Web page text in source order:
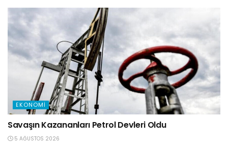
EKONOMI
Savaşın Kazananları Petrol Devleri Oldu
5 AĞUSTOS 2026